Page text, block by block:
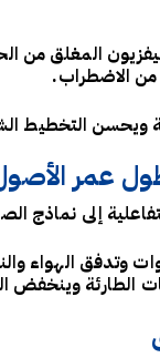
المغلق
من الاضطراب.
ويحسن التخطيط
عمر
إلى نماذج
وتدفق
الطارئة وينخفض